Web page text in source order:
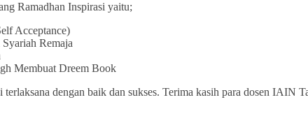
Ramadhan Inspirasi yaitu;
Acceptance)
Remaja
Membuat Dreem Book
dengan baik dan sukses. Terima kasih para dosen IAIN